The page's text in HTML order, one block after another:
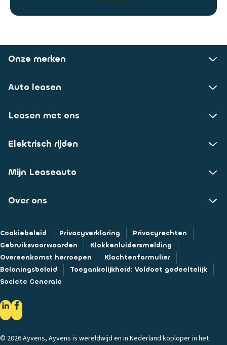
Onze merken
Auto leasen
Leasen met ons
Elektrisch rijden
Mijn Leaseauto
Over ons
Cookiebeleid Privacyverklaring
Privacyrechten
Gebruiksvoorwaarden
Klokkenluidersmelding
Overeenkomst herroepen
Klachtenformulier
Beloningsbeleid
Toegankelijkheid: Voldoet gedeeltelijk
Societe Generale
© 2026 Ayvens, Ayvens is wereldwijd en in Nederland koploper in het